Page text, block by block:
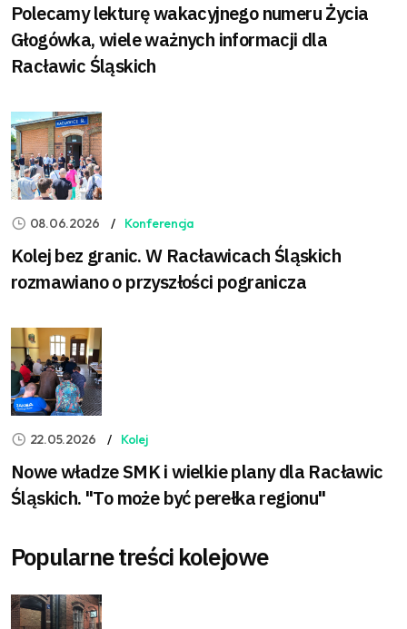
Polecamy lekturę wakacyjnego numeru Życia
Głogówka, wiele ważnych informacji dla
Racławic Śląskich
08.06.2026 Konferencja
Kolej bez granic. W Racławicach Śląskich
rozmawiano o przyszłości pogranicza
22.05.2026 Kolej
Nowe władze SMK i wielkie plany dla Racławic
Śląskich. "To może być perełka regionu"
Popularne treści kolejowe